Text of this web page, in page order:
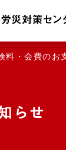
料・会費のお
らせ